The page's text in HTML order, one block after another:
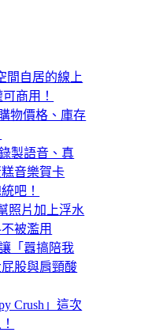
間自居的線上
商用！
物價格、庫存
錄製語音、真
音樂賀卡
吧！
照片加上浮水
被濫用
「囂搞陪我
股與肩頸酸
Crush」這次